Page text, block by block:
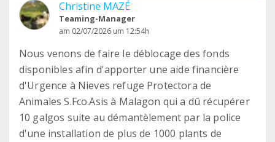
Christine MAZÉ
Teaming-Manager
am 02/07/2026 um 12:54h
Nous venons de faire le déblocage des fonds
disponibles afin d'apporter une aide financière
d'Urgence à Nieves refuge Protectora de
Animales S.Fco.Asis à Malagon qui a dû récupérer
10 galgos suite au démantèlement par la police
d'une installation de plus de 1000 plants de